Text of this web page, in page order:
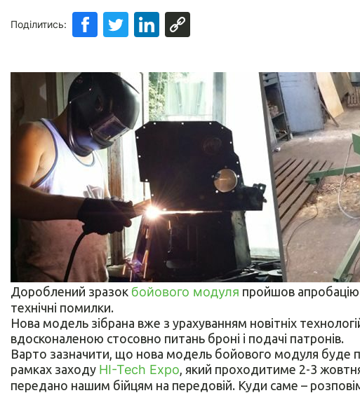
Поділитись:
Дороблений зразок бойового модуля пройшов апробацію
технічні помилки.
Нова модель зібрана вже з урахуванням новітніх
вдосконаленою стосовно питань броні і подачі патронів.
Варто зазначити, що нова модель бойового модуля буде
рамках заходу HI-Tech Expo , який проходитиме 2-3
передано нашим бійцям на передовій. Куди саме –